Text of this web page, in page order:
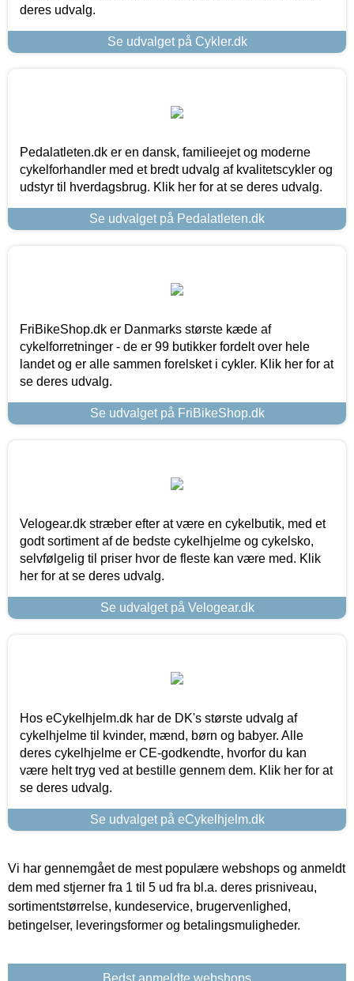
deres udvalg.
Se udvalget på Cykler.dk
Pedalatleten.dk er en dansk, familieejet og moderne
cykelforhandler med et bredt udvalg af kvalitetscykler og
udstyr til hverdagsbrug. Klik her for at se deres udvalg.
Se udvalget på Pedalatleten.dk
FriBikeShop.dk er Danmarks største kæde af
cykelforretninger - de er 99 butikker fordelt over hele
landet og er alle sammen forelsket i cykler. Klik her for at
se deres udvalg.
Se udvalget på FriBikeShop.dk
Velogear.dk stræber efter at være en cykelbutik, med et
godt sortiment af de bedste cykelhjelme og cykelsko,
selvfølgelig til priser hvor de fleste kan være med. Klik
her for at se deres udvalg.
Se udvalget på Velogear.dk
Hos eCykelhjelm.dk har de DK's største udvalg af
cykelhjelme til kvinder, mænd, børn og babyer. Alle
deres cykelhjelme er CE-godkendte, hvorfor du kan
være helt tryg ved at bestille gennem dem. Klik her for at
se deres udvalg.
Se udvalget på eCykelhjelm.dk
Vi har gennemgået de mest populære webshops og anmeldt
dem med stjerner fra 1 til 5 ud fra bl.a. deres prisniveau,
sortimentstørrelse, kundeservice, brugervenlighed,
betingelser, leveringsformer og betalingsmuligheder.
Bedst anmeldte webshops